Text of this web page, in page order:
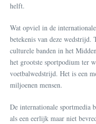
helft.
Wat opviel in de
betekenis van deze wedstrijd.
culturele banden in het
het grootste sportpodium ter
voetbalwedstrijd. Het is een
miljoenen mensen.
De internationale sportmedia
als een eerlijk maar niet